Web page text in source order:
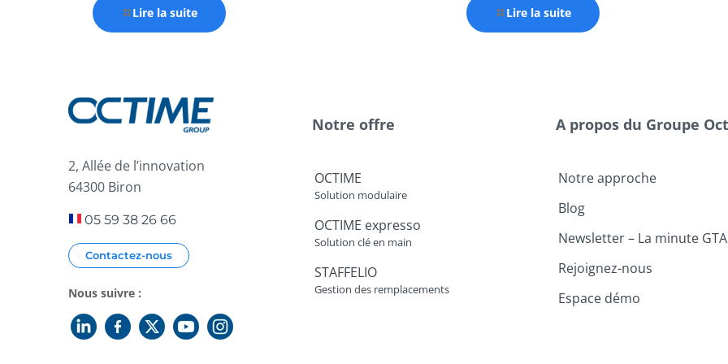
Lire la suite Lire la suite
2, Allée de l’innovation
64300 Biron
05 59 38 26 66
Contactez-nous
Nous suivre :
Notre offre
OCTIME
Solution modulaire
OCTIME expresso
Solution clé en main
STAFFELIO
Gestion des remplacements
A propos du Groupe
Notre approche
Blog
Newsletter – La minute GTA
Rejoignez-nous
Espace démo